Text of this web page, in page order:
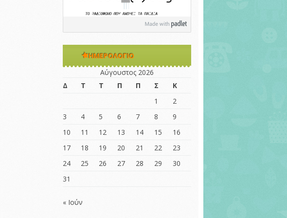
ΗΜΕΡΟΛΌΓΙΟ
Αύγουστος 2026
Δ
Τ Τ Π Π Σ
Κ
1
2
3
4 5 6 7 8
9
10
11 12 13 14 15
16
17
18 19 20 21 22
23
24
25 26 27 28 29
30
31
« Ιούν